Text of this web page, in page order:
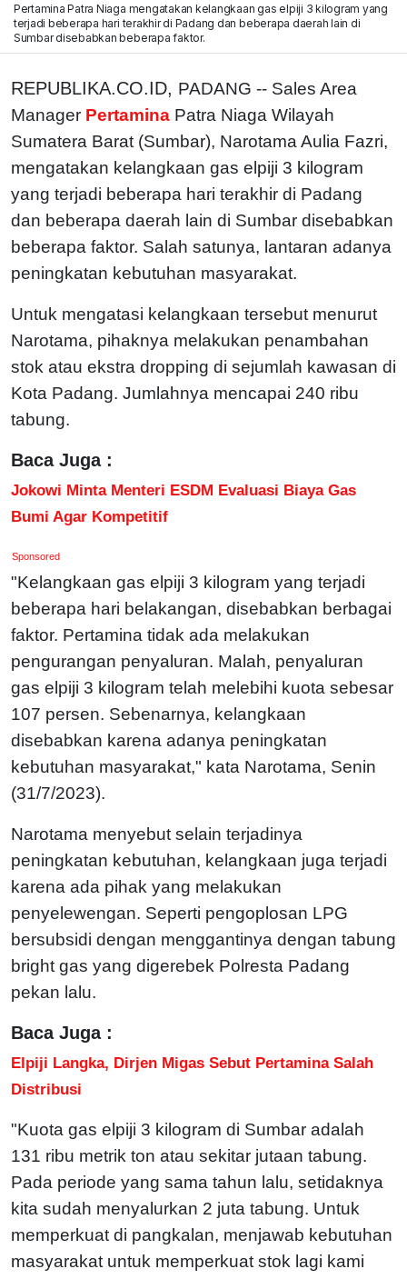
Pertamina Patra Niaga mengatakan kelangkaan gas elpiji 3 kilogram yang
terjadi beberapa hari terakhir di Padang dan beberapa daerah lain di
Sumbar disebabkan beberapa faktor.
REPUBLIKA.CO.ID, PADANG -- Sales Area
Manager Pertamina Patra Niaga Wilayah
Sumatera Barat (Sumbar), Narotama Aulia Fazri,
mengatakan kelangkaan gas elpiji 3 kilogram
yang terjadi beberapa hari terakhir di Padang
dan beberapa daerah lain di Sumbar disebabkan
beberapa faktor. Salah satunya, lantaran adanya
peningkatan kebutuhan masyarakat.
Untuk mengatasi kelangkaan tersebut menurut
Narotama, pihaknya melakukan penambahan
stok atau ekstra dropping di sejumlah kawasan di
Kota Padang. Jumlahnya mencapai 240 ribu
tabung.
Baca Juga :
Jokowi Minta Menteri ESDM Evaluasi Biaya Gas
Bumi Agar Kompetitif
Sponsored
"Kelangkaan gas elpiji 3 kilogram yang terjadi
beberapa hari belakangan, disebabkan berbagai
faktor. Pertamina tidak ada melakukan
pengurangan penyaluran. Malah, penyaluran
gas elpiji 3 kilogram telah melebihi kuota sebesar
107 persen. Sebenarnya, kelangkaan
disebabkan karena adanya peningkatan
kebutuhan masyarakat," kata Narotama, Senin
(31/7/2023).
Narotama menyebut selain terjadinya
peningkatan kebutuhan, kelangkaan juga terjadi
karena ada pihak yang melakukan
penyelewengan. Seperti pengoplosan LPG
bersubsidi dengan menggantinya dengan tabung
bright gas yang digerebek Polresta Padang
pekan lalu.
Baca Juga :
Elpiji Langka, Dirjen Migas Sebut Pertamina Salah
Distribusi
"Kuota gas elpiji 3 kilogram di Sumbar adalah
131 ribu metrik ton atau sekitar jutaan tabung.
Pada periode yang sama tahun lalu, setidaknya
kita sudah menyalurkan 2 juta tabung. Untuk
memperkuat di pangkalan, menjawab kebutuhan
masyarakat untuk memperkuat stok lagi kami